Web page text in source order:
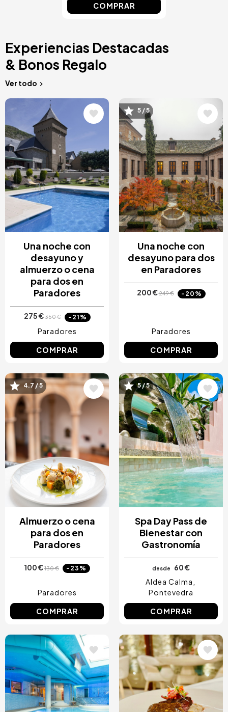
COMPRAR
Experiencias Destacadas
& Bonos Regalo
Ver todo
Image
Una noche con
desayuno y
almuerzo o cena
para dos en
Paradores
275 €350 € -21%
Paradores
COMPRAR
Image
5 / 5
Una noche con
desayuno para dos
en Paradores
200 €249 € -20%
Paradores
COMPRAR
Image
4.7 / 5
Almuerzo o cena
para dos en
Paradores
100 €130 € -23%
Paradores
COMPRAR
Image
5 / 5
Spa Day Pass de
Bienestar con
Gastronomía
desde
60 €
Aldea Calma
Pontevedra
COMPRAR
Image Image